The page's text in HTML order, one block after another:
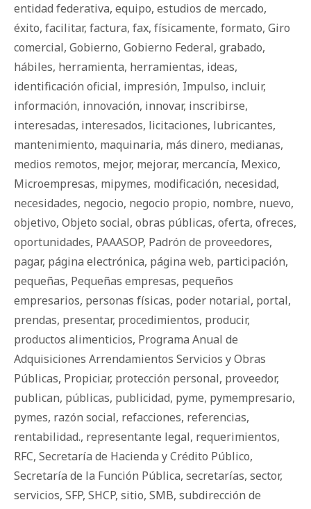
entidad federativa, equipo, estudios de mercado,
éxito, facilitar, factura, fax, físicamente, formato, Giro
comercial, Gobierno, Gobierno Federal, grabado,
hábiles, herramienta, herramientas, ideas,
identificación oficial, impresión, Impulso, incluir,
información, innovación, innovar, inscribirse,
interesadas, interesados, licitaciones, lubricantes,
mantenimiento, maquinaria, más dinero, medianas,
medios remotos, mejor, mejorar, mercancía, Mexico,
Microempresas, mipymes, modificación, necesidad,
necesidades, negocio, negocio propio, nombre, nuevo,
objetivo, Objeto social, obras públicas, oferta, ofreces,
oportunidades, PAAASOP, Padrón de proveedores,
pagar, página electrónica, página web, participación,
pequeñas, Pequeñas empresas, pequeños
empresarios, personas físicas, poder notarial, portal,
prendas, presentar, procedimientos, producir,
productos alimenticios, Programa Anual de
Adquisiciones Arrendamientos Servicios y Obras
Públicas, Propiciar, protección personal, proveedor,
publican, públicas, publicidad, pyme, pymempresario,
pymes, razón social, refacciones, referencias,
rentabilidad., representante legal, requerimientos,
RFC, Secretaría de Hacienda y Crédito Público,
Secretaría de la Función Pública, secretarías, sector,
servicios, SFP, SHCP, sitio, SMB, subdirección de